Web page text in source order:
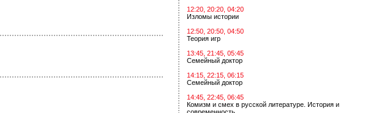
12:20, 20:20, 04:20
Изломы истории
12:50, 20:50, 04:50
Теория игр
13:45, 21:45, 05:45
Семейный доктор
14:15, 22:15, 06:15
Семейный доктор
14:45, 22:45, 06:45
Комизм и смех в русской литературе. История и